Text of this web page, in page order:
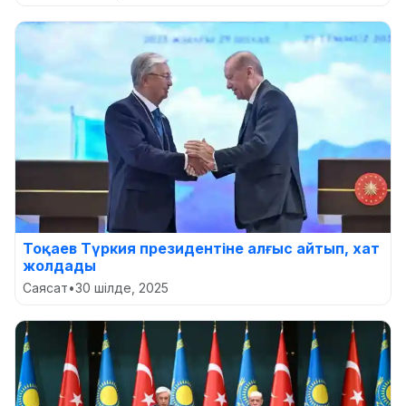
Тоқаев Түркия президентіне алғыс айтып, хат
жолдады
Саясат•30 шілде, 2025